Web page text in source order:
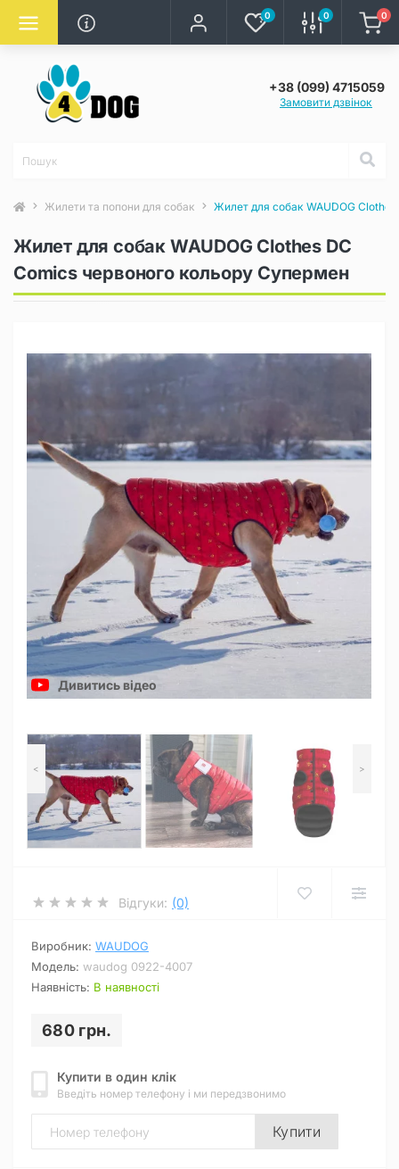
0 0 0
+38 (099) 4715059
Замовити дзвінок
Жилети та попони для собак Жилет для собак WAUDOG
Жилет для собак WAUDOG Clothes DC
Comics червоного кольору Супермен
Дивитись відео
< >
Відгуки: (0)
Виробник: WAUDOG
Модель: waudog 0922-4007
Наявність: В наявності
680 грн.
Купити в один клік
Введіть номер телефону і ми передзвонимо
Купити